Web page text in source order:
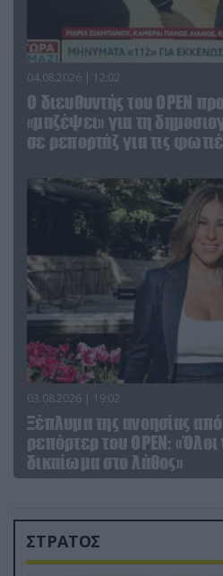
04.08.2026 | 12:02
O διευθυντής του OPEN
«μαζέψει» για τη
σε ρεπορτάζ για τις
03.08.2026 | 19:02
Ξέπλυμα της ανοησίας
ρεπόρτερ του ΟΡΕΝ:
δικαίωμα στο λάθος»
ΣΤΡΑΤΟΣ